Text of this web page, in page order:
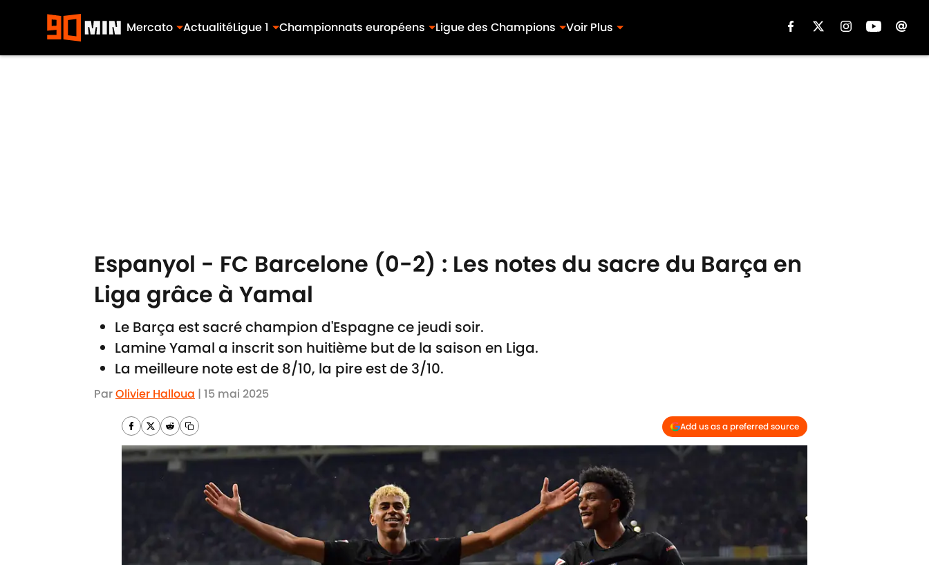
Mercato ActualitéLigue 1 Championnats européens Ligue des Champions Voir Plus
Espanyol - FC Barcelone (0-2) : Les notes du sacre du Barça en
Liga grâce à Yamal
Le Barça est sacré champion d'Espagne ce jeudi soir.
Lamine Yamal a inscrit son huitième but de la saison en Liga.
La meilleure note est de 8/10, la pire est de 3/10.
ParOlivier Halloua | 15 mai 2025
Add us as a preferred source